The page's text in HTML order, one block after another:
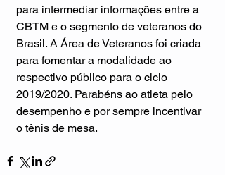
para intermediar informações entre a
CBTM e o segmento de veteranos do
Brasil. A Área de Veteranos foi criada
para fomentar a modalidade ao
respectivo público para o ciclo
2019/2020. Parabéns ao atleta pelo
desempenho e por sempre incentivar
o tênis de mesa.